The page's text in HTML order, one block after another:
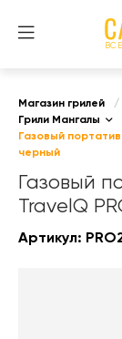
Магазин грилей /
Грили Мангалы
Газовый
черный
Газовый
TravelQ
Артикул: